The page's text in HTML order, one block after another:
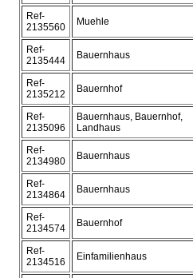
Ref-
2135560
Muehle
Ref-
2135444
Bauernhaus
Ref-
2135212
Bauernhof
Ref-
2135096
Bauernhaus, Bauernhof,
Landhaus
Ref-
2134980
Bauernhaus
Ref-
2134864
Bauernhaus
Ref-
2134574
Bauernhof
Ref-
2134516
Einfamilienhaus